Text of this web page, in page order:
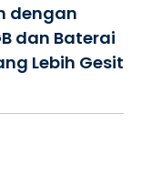
dengan
dan Baterai
Lebih Gesit